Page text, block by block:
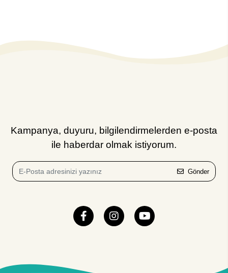
Kampanya, duyuru, bilgilendirmelerden e-posta
ile haberdar olmak istiyorum.
Gönder